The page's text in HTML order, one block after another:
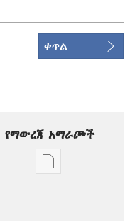
ቀጥል
የማውረጃ አማራጮች
የሕትመት